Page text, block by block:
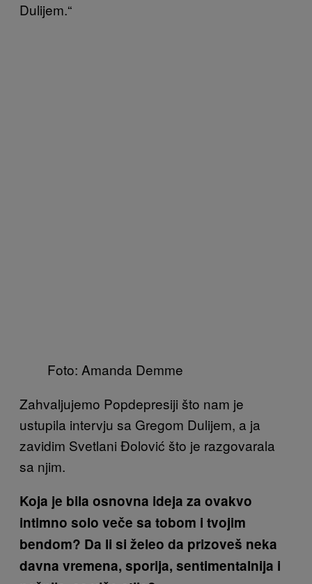
Dulijem.“
Foto: Amanda Demme
Zahvaljujemo Popdepresiji što nam je
ustupila intervju sa Gregom Dulijem, a ja
zavidim Svetlani Đolović što je razgovarala
sa njim.
Koja je bila osnovna ideja za ovakvo
intimno solo veče sa tobom i tvojim
bendom? Da li si želeo da prizoveš neka
davna vremena, sporija, sentimentalnija i